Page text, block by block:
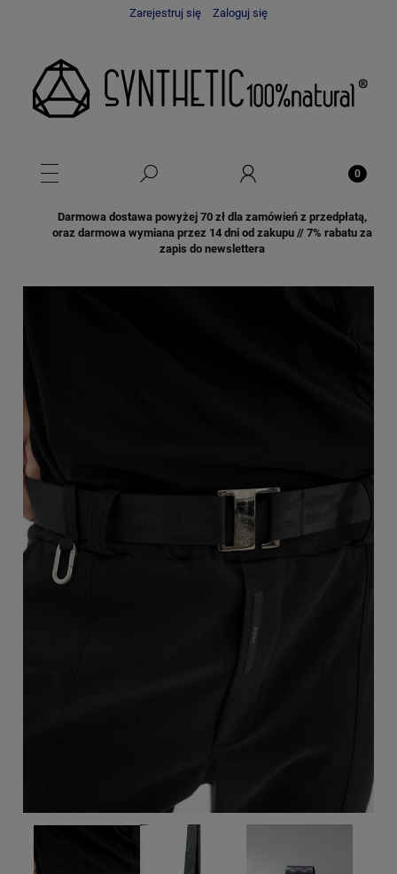
Zarejestruj się Zaloguj się
Darmowa dostawa powyżej 70 zł dla zamówień z przedpłatą,
oraz darmowa wymiana przez 14 dni od zakupu // 7% rabatu za
zapis do newslettera